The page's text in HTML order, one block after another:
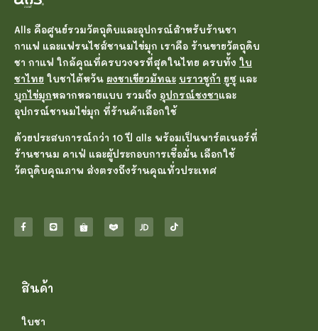
Alls คือศูนย์รวมวัตถุดิบและอุปกรณ์สำหรับร้านชา
กาแฟ และแฟรนไชส์ชานมไข่มุก เราคือ ร้านขายวัตถุดิบ
ชา กาแฟ ใกล้คุณที่ครบวงจรที่สุดในไทย ครบทั้ง ใบ
ชาไทย ใบชาไต้หวัน ผงชาเขียวมัทฉะ บราวชูก้า ยูซุ และ
บุกไข่มุกหลากหลายแบบ รวมถึง อุปกรณ์ชงชาและ
อุปกรณ์ชานมไข่มุก ที่ร้านค้าเลือกใช้
ด้วยประสบการณ์กว่า 10 ปี alls พร้อมเป็นพาร์ตเนอร์ที่
ร้านชานม คาเฟ่ และผู้ประกอบการเชื่อมั่น เลือกใช้
วัตถุดิบคุณภาพ ส่งตรงถึงร้านคุณทั่วประเทศ
สินค้า
ใบชา